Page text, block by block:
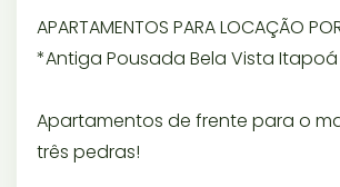
APARTAMENTOS PARA LOCAÇÃO
*Antiga Pousada Bela Vista Itapoá
Apartamentos de frente para o
três pedras!